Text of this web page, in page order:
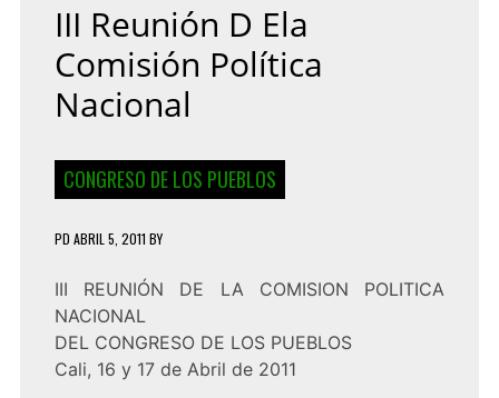
III Reunión D Ela
Comisión Política
Nacional
CONGRESO DE LOS PUEBLOS
PD ABRIL 5, 2011 BY
III REUNIÓN DE LA COMISION POLITICA
NACIONAL
DEL CONGRESO DE LOS PUEBLOS
Cali, 16 y 17 de Abril de 2011